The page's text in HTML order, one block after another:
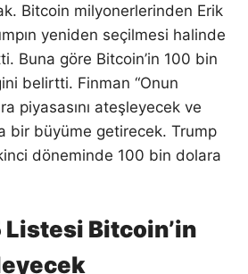
Bitcoin milyonerlerinden Erik
yeniden seçilmesi halinde
Buna göre Bitcoin’in 100 bin
belirtti. Finman “Onun
piyasasını ateşleyecek ve
bir büyüme getirecek. Trump
döneminde 100 bin dolara
Listesi Bitcoin’in